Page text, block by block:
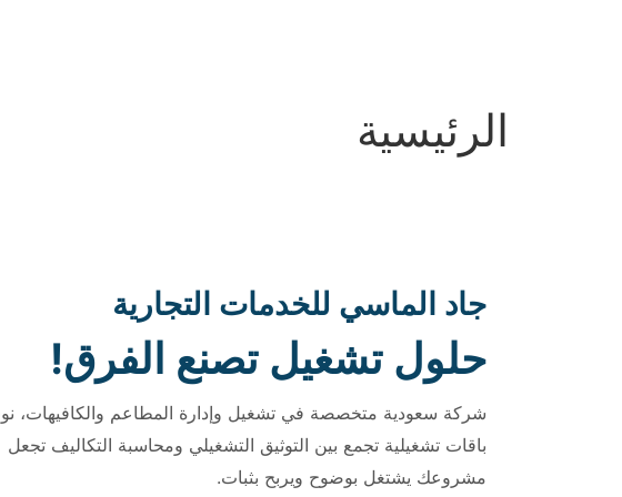
الرئيسية
جاد الماسي للخدمات التجارية
حلول تشغيل تصنع الفرق!
شركة سعودية متخصصة في تشغيل وإدارة المطاعم والكافيهات،
باقات تشغيلية تجمع بين التوثيق التشغيلي ومحاسبة التكاليف تجعل
مشروعك يشتغل بوضوح ويربح بثبات.